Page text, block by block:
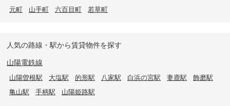
元町
山手町 六百目町 若草町
人気の路線・駅から賃貸物件を探す
山陽電鉄線
山陽曽根駅 大塩駅 的形駅 八家駅 白浜の宮駅 妻鹿駅
飾磨駅
亀山駅
手柄駅 山陽姫路駅